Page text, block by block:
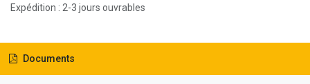
Expédition : 2-3 jours ouvrables
Documents